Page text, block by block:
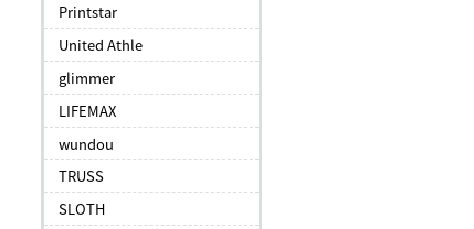
Printstar
United Athle
glimmer
LIFEMAX
wundou
TRUSS
SLOTH